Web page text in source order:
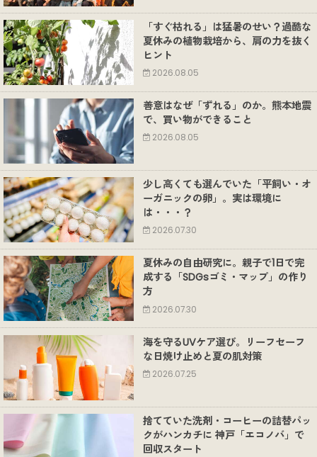
「すぐ枯れる」は猛暑のせい？過酷な
夏休みの植物栽培から、肩の力を抜く
ヒント
2026.08.05
善意はなぜ「ずれる」のか。熊本地震
で、買い物ができること
2026.08.05
少し高くても選んでいた「平飼い・オ
ーガニックの卵」。実は環境に
は・・・？
2026.07.30
夏休みの自由研究に。親子で1日で完
成する「SDGsゴミ・マップ」の作り
方
2026.07.30
海を守るUVケア選び。リーフセーフ
な日焼け止めと夏の肌対策
2026.07.25
捨てていた洗剤・コーヒーの詰替パッ
クがハンカチに 神戸「エコノバ」で
回収スタート